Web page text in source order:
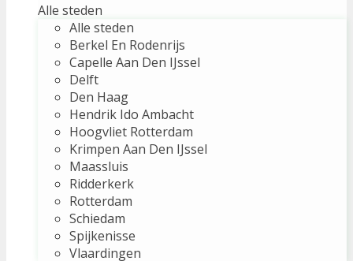
Alle steden
Alle steden
Berkel En Rodenrijs
Capelle Aan Den IJssel
Delft
Den Haag
Hendrik Ido Ambacht
Hoogvliet Rotterdam
Krimpen Aan Den IJssel
Maassluis
Ridderkerk
Rotterdam
Schiedam
Spijkenisse
Vlaardingen